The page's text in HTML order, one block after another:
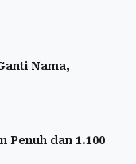
Nama,
Penuh dan 1.100